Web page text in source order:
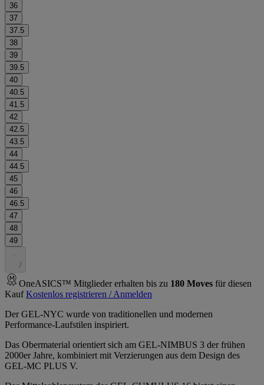
36
37
37.5
38
39
39.5
40
40.5
41.5
42
42.5
43.5
44
44.5
45
46
46.5
47
48
49
OneASICS™ Mitglieder erhalten bis zu 180 Moves für diesen
Kauf Kostenlos registrieren / Anmelden
Der GEL-NYC wurde von traditionellen und modernen
Performance-Laufstilen inspiriert.
Das Obermaterial orientiert sich am GEL-NIMBUS 3 der frühen
2000er Jahre, kombiniert mit Verzierungen aus dem Design des
GEL-MC PLUS V.